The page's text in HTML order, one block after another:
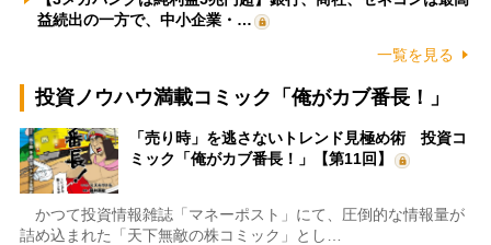
益続出の一方で、中小企業・…
一覧を見る
投資ノウハウ満載コミック「俺がカブ番長！」
「売り時」を逃さないトレンド見極め術 投資コ
ミック「俺がカブ番長！」【第11回】
かつて投資情報雑誌「マネーポスト」にて、圧倒的な情報量が
詰め込まれた「天下無敵の株コミック」とし…